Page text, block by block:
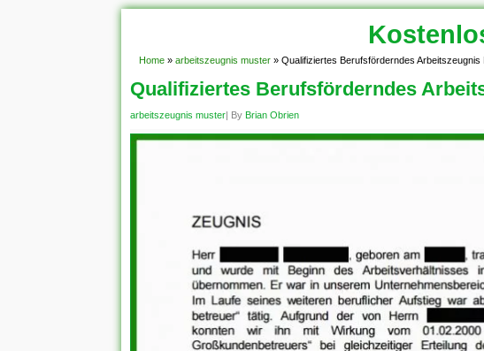
Home » arbeitszeugnis muster » Qualifiziertes Berufsförderndes Arbeitszeugnis
Qualifiziertes Berufsförderndes
arbeitszeugnis muster| By Brian Obrien